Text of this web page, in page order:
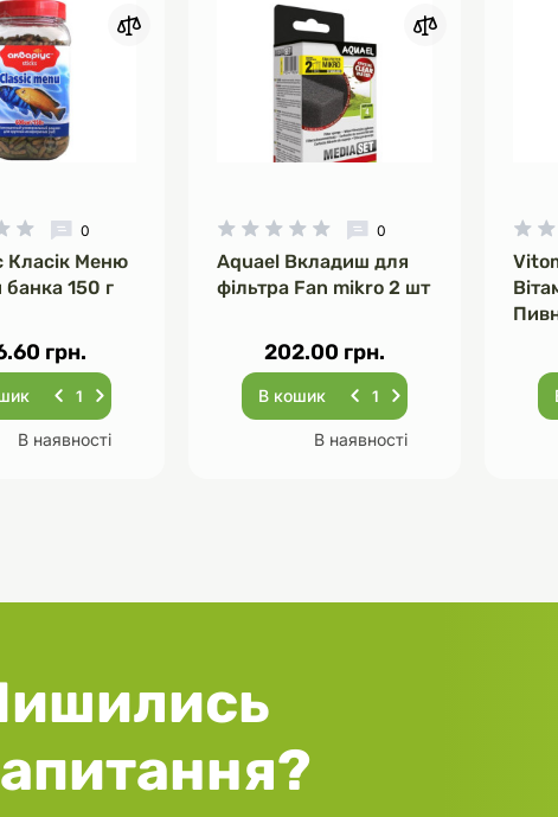
0
Класік Меню
150 г
грн.
В наявності
0
Aquael Вкладиш для
фільтра Fan mikro 2 шт
202.00 грн.
В кошик
В наявності